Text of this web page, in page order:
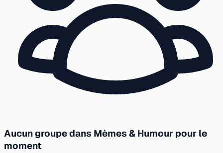
Aucun groupe dans Mèmes & Humour pour le
moment